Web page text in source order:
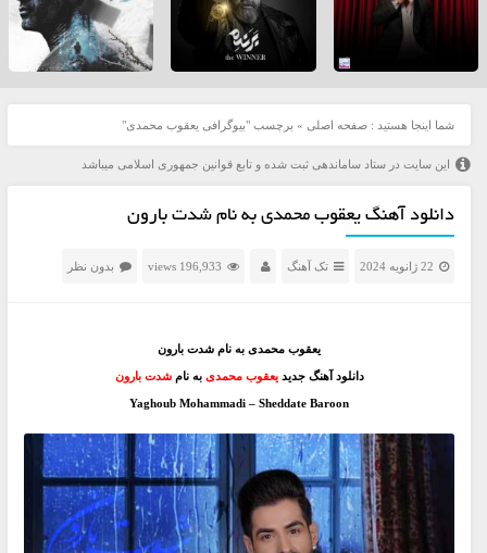
شما اینجا هستید : صفحه اصلی » برچسب "بیوگرافی یعقوب محمدی"
این سایت در ستاد ساماندهی ثبت شده و تابع قوانین جمهوری اسلامی میباشد
دانلود آهنگ یعقوب محمدی به نام شدت بارون
22 ژانویه 2024 تک آهنگ 196,933 views بدون نظر
یعقوب محمدی به نام شدت بارون
دانلود آهنگ جدید یعقوب محمدی به نامشدت بارون
Yaghoub Mohammadi – Sheddate Baroon